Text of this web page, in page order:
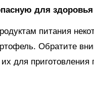
для здоровья
питания
Обратите
для